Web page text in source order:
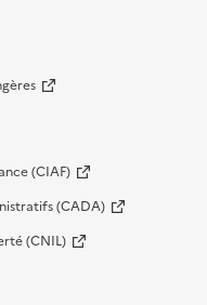
(CIAF)
(CADA)
(CNIL)